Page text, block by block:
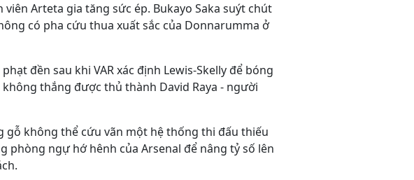
Arteta gia tăng sức ép. Bukayo Saka suýt chút
có pha cứu thua xuất sắc của Donnarumma ở
đền sau khi VAR xác định Lewis-Skelly để bóng
thắng được thủ thành David Raya - người
không thể cứu vãn một hệ thống thi đấu thiếu
phòng ngự hớ hênh của Arsenal để nâng tỷ số lên